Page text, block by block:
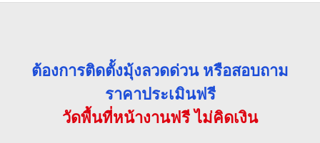
ต้องการติดตั้งมุ้งลวดด่วน หรือสอบถาม
ราคาประเมินฟรี
วัดพื้นที่หน้างานฟรี ไม่คิดเงิน